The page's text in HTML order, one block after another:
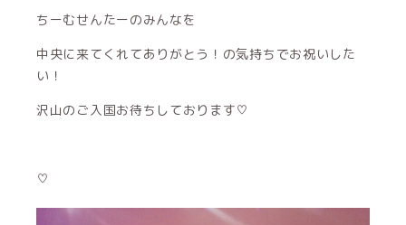
ちーむせんたーのみんなを
中央に来てくれてありがとう！の気持ちでお祝いした
い！
沢山のご入国お待ちしております♡
♡